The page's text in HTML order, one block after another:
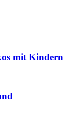
mit Kindern